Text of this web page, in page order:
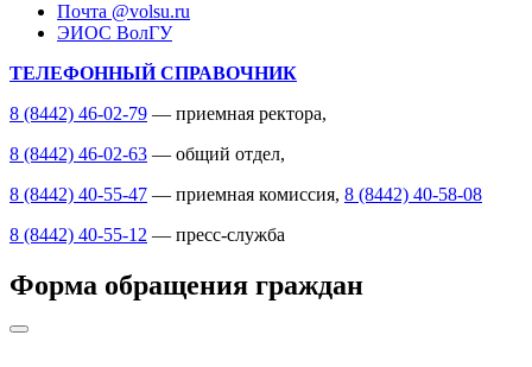
Почта @volsu.ru
ЭИОС ВолГУ
ТЕЛЕФОННЫЙ СПРАВОЧНИК
8 (8442) 46-02-79 — приемная ректора,
8 (8442) 46-02-63 — общий отдел,
8 (8442) 40-55-47 — приемная комиссия, 8 (8442) 40-58-08
8 (8442) 40-55-12 — пресс-служба
Форма обращения граждан